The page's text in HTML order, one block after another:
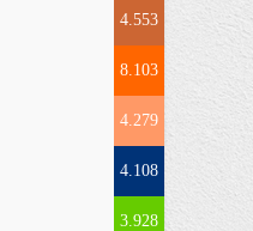
4.553
8.103
4.279
4.108
3.928